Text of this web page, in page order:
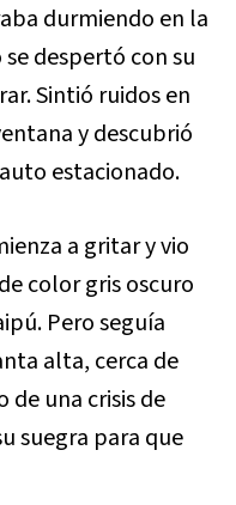
durmiendo en la
despertó con su
Sintió ruidos en
y descubrió
estacionado.
a gritar y vio
color gris oscuro
Pero seguía
alta, cerca de
de una crisis de
suegra para que